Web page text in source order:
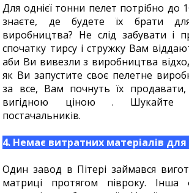
Для однієї тонни пелет потрібно до
знаєте, де будете їх брати
виробництва? Не слід забувати
спочатку тирсу і стружку Вам
аби Ви вивезли з виробництва
як Ви запустите своє пелетне
за все, Вам почнуть їх
вигідною ціною . Шукайте
постачальників.
4. Немає витратних матеріалів
Один завод в Пітері займався
матриці протягом півроку. Інша